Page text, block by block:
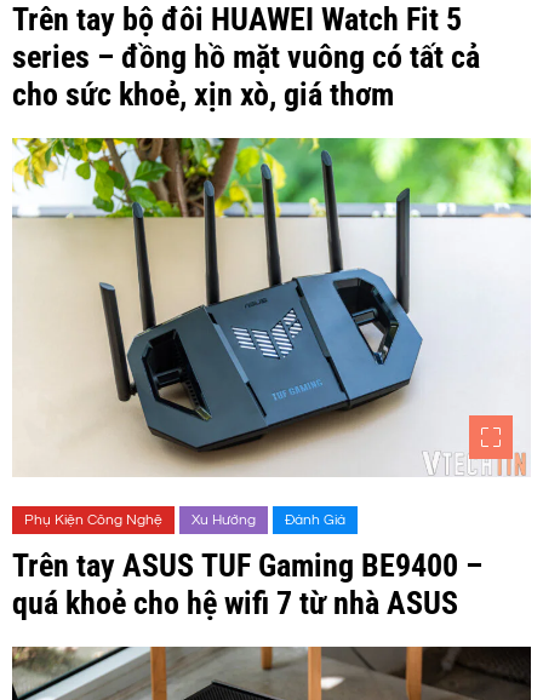
Trên tay bộ đôi HUAWEI Watch Fit 5
series – đồng hồ mặt vuông có tất cả
cho sức khoẻ, xịn xò, giá thơm
Phụ Kiện Công Nghệ Xu Hướng Đánh Giá
Trên tay ASUS TUF Gaming BE9400 –
quá khoẻ cho hệ wifi 7 từ nhà ASUS